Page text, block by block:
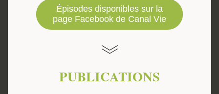
Épisodes disponibles sur la
page Facebook de Canal Vie
PUBLICATIONS